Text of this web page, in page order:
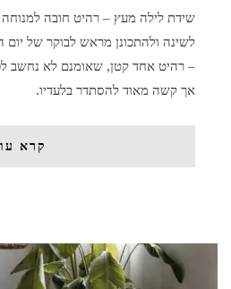
שידת לילה מעץ – רהיט חובה
לשינה ולהתכונן מראש לבוקר של
– רהיט אחד קטן, שאומנם לא נחשב
אך קשה מאוד להסתדר בלעדיו.
קרא